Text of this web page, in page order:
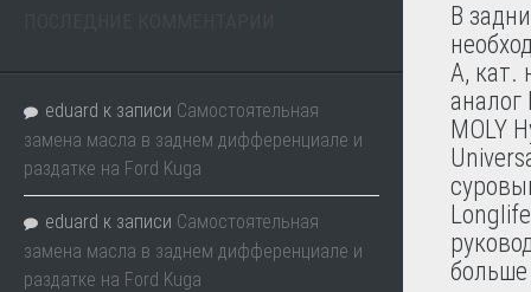
В
A, кат.
аналог
MOLY
больше
eduard к записи Самостоятельная
замена масла в заднем дифференциале и
раздатке на Ford Kuga
eduard к записи Самостоятельная
замена масла в заднем дифференциале и
раздатке на Ford Kuga